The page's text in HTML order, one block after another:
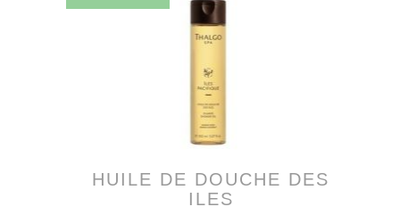
HUILE DE DOUCHE DES
ILES